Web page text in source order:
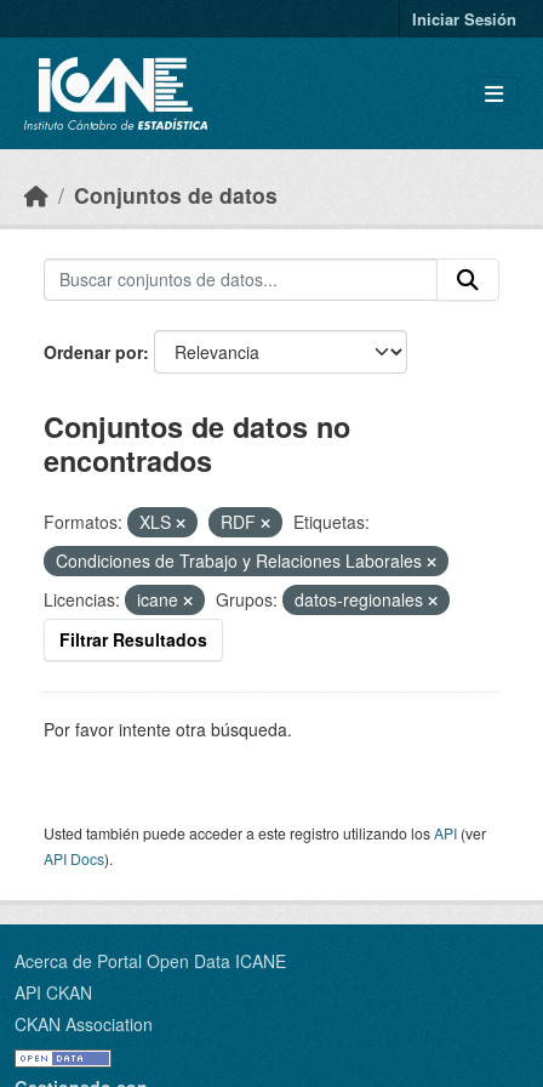
Iniciar Sesión
Conjuntos de datos
Ordenar por
Conjuntos de datos no
encontrados
Formatos: XLS RDF
Etiquetas:
Condiciones de Trabajo y Relaciones Laborales
Licencias:
icane Grupos:
datos-regionales
Filtrar Resultados
Por favor intente otra búsqueda.
Usted también puede acceder a este registro utilizando losAPI (ver
API Docs).
Acerca de Portal Open Data ICANE
API CKAN
CKAN Association